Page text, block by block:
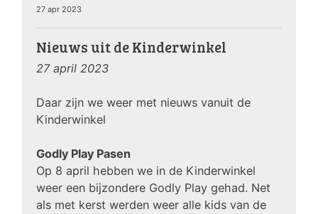
27 apr 2023
Nieuws uit de Kinderwinkel
27 april 2023
Daar zijn we weer met nieuws vanuit de
Kinderwinkel
Godly Play Pasen
Op 8 april hebben we in de Kinderwinkel
weer een bijzondere Godly Play gehad. Net
als met kerst werden weer alle kids van de